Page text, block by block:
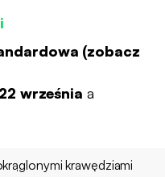
(zobacz
września a
krawędziami